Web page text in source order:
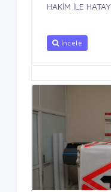
HAKİM İLE
İncele